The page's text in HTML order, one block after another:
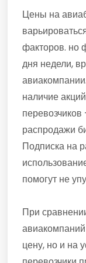
Цены на
факторов. но
дня недели,
наличие
распродажи
Подписка на
помогут не
При
цену, но и на